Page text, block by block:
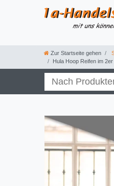
Zur Startseite gehen
Hula Hoop Reifen im